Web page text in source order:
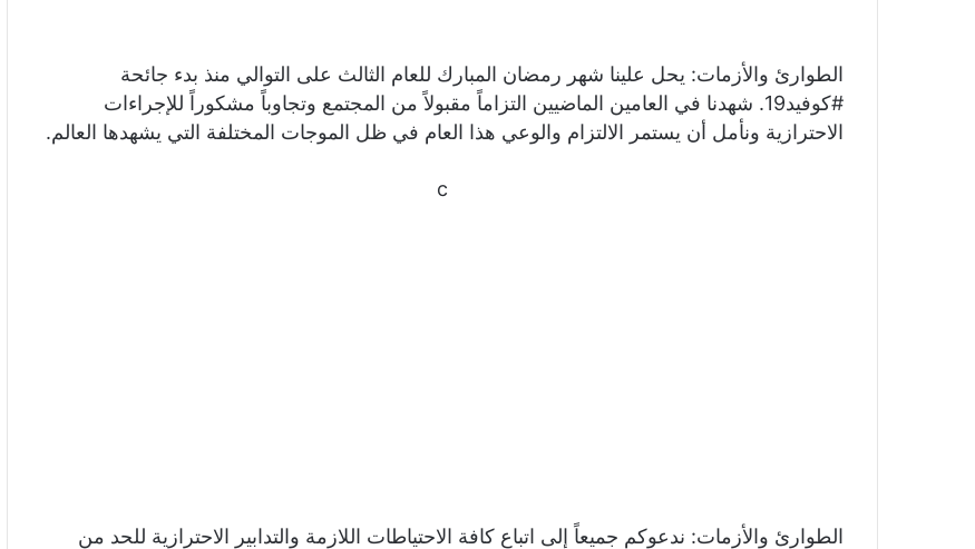
‏‎الطوارئ والأزمات: يحل علينا شهر رمضان المبارك للعام الثالث على التوالي منذ بدء جائحة
‎#كوفيد19. شهدنا في العامين الماضيين التزاماً مقبولاً من المجتمع وتجاوباً مشكوراً للإجراءات
الاحترازية ونأمل أن يستمر الالتزام والوعي هذا العام في ظل الموجات المختلفة التي يشهدها العالم.
c
‏‎الطوارئ والأزمات: ندعوكم جميعاً إلى اتباع كافة الاحتياطات اللازمة والتدابير الاحترازية للحد من